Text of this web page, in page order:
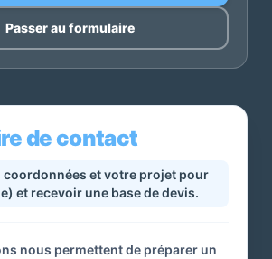
Passer au formulaire
de contact
coordonnées et votre projet pour
et recevoir une base de devis.
nous permettent de préparer un